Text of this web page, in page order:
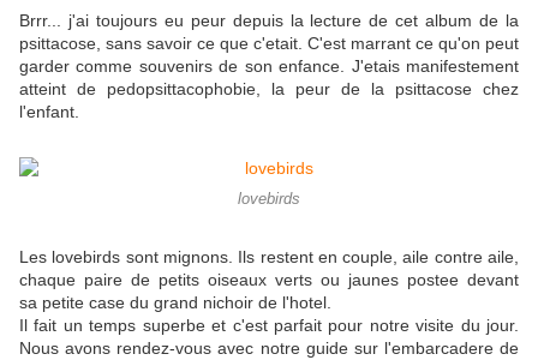
Brrr... j'ai toujours eu peur depuis la lecture de cet album de la
psittacose, sans savoir ce que c'etait. C'est marrant ce qu'on peut
garder comme souvenirs de son enfance. J'etais manifestement
atteint de pedopsittacophobie, la peur de la psittacose chez
l'enfant.
lovebirds
Les lovebirds sont mignons. Ils restent en couple, aile contre aile,
chaque paire de petits oiseaux verts ou jaunes postee devant
sa petite case du grand nichoir de l'hotel.
Il fait un temps superbe et c'est parfait pour notre visite du jour.
Nous avons rendez-vous avec notre guide sur l'embarcadere de